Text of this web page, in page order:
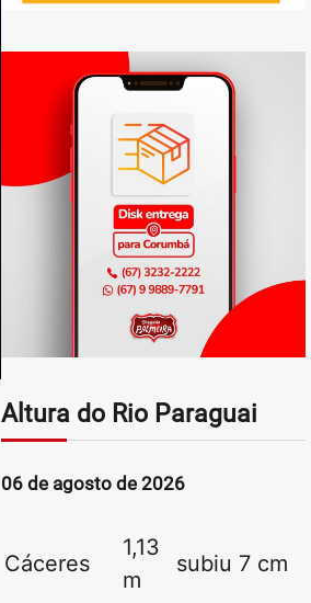
Altura do Rio Paraguai
06 de agosto de 2026
Cáceres
1,13
m
subiu 7 cm